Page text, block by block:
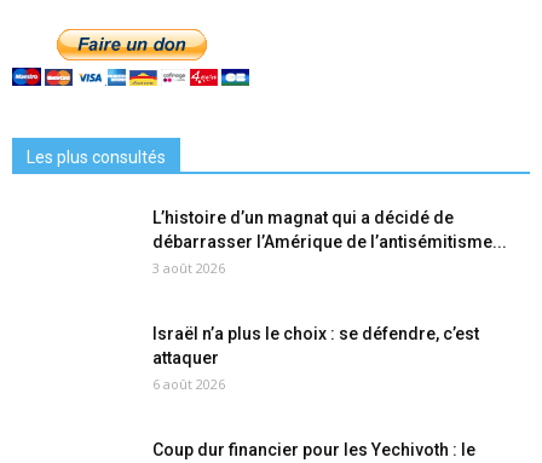
Les plus consultés
L’histoire d’un magnat qui a décidé de
débarrasser l’Amérique de l’antisémitisme...
3 août 2026
Israël n’a plus le choix : se défendre, c’est
attaquer
6 août 2026
Coup dur financier pour les Yechivoth : le